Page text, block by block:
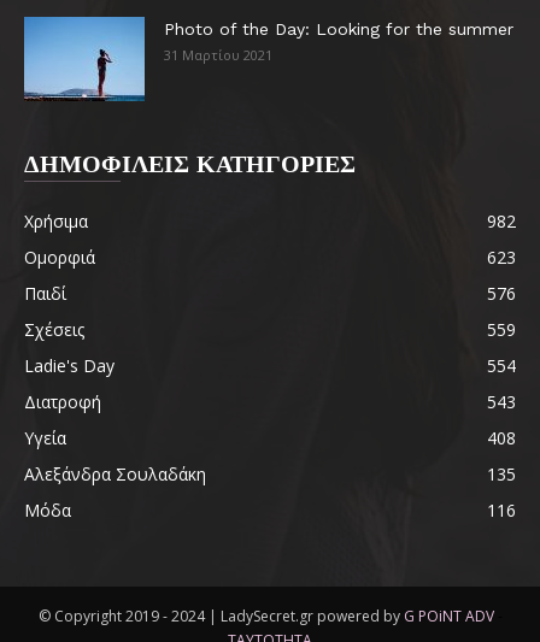
Photo of the Day: Looking for the summer
31 Μαρτίου 2021
ΔΗΜΟΦΙΛΕΙΣ ΚΑΤΗΓΟΡΙΕΣ
Χρήσιμα
982
Ομορφιά
623
Παιδί
576
Σχέσεις
559
Ladie's Day
554
Διατροφή
543
Υγεία
408
Αλεξάνδρα Σουλαδάκη
135
Μόδα
116
© Copyright 2019 - 2024 | LadySecret.gr powered by G POiNT ADV